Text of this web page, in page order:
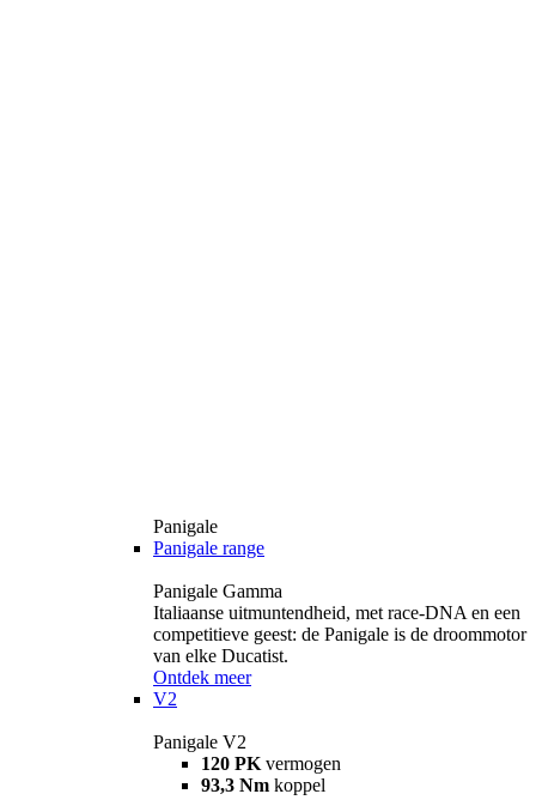
Panigale
Panigale range
Panigale Gamma
Italiaanse uitmuntendheid, met race-DNA en een
competitieve geest: de Panigale is de droommotor
van elke Ducatist.
Ontdek meer
V2
Panigale V2
120 PK vermogen
93,3 Nm koppel